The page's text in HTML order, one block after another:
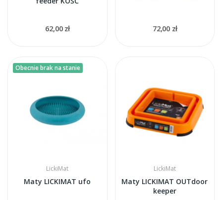
62,00 zł 72,00 zł
Obecnie brak na stanie
LickiMat
Maty LICKIMAT ufo
LickiMat
Maty LICKIMAT OUTdoor
keeper